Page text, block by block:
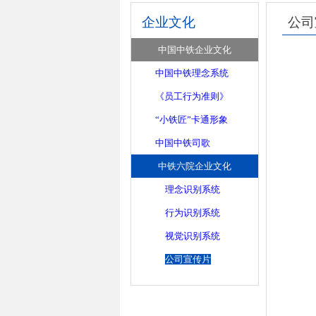
企业文化
中国中铁企业文化
中国中铁理念系统
《员工行为准则》
“小铁匠”卡通形象
中国中铁司歌
中铁六院企业文化
理念识别系统
行为识别系统
视觉识别系统
公司宣传片
公